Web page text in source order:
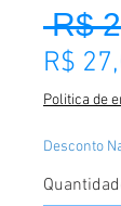
R$
R$
Politica de
Desconto